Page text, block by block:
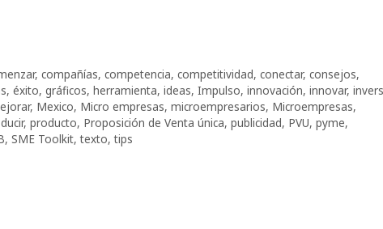
, compañías, competencia, competitividad, conectar, consejos,
, éxito, gráficos, herramienta, ideas, Impulso, innovación, innovar,
, Mexico, Micro empresas, microempresarios, Microempresas,
, producto, Proposición de Venta única, publicidad, PVU, pyme,
, SME Toolkit,texto,tips